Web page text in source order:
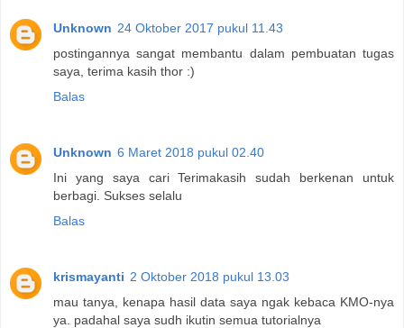
Unknown 24 Oktober 2017 pukul 11.43
postingannya sangat membantu dalam pembuatan tugas
saya, terima kasih thor :)
Balas
Unknown 6 Maret 2018 pukul 02.40
Ini yang saya cari Terimakasih sudah berkenan untuk
berbagi. Sukses selalu
Balas
krismayanti 2 Oktober 2018 pukul 13.03
mau tanya, kenapa hasil data saya ngak kebaca KMO-nya
ya. padahal saya sudh ikutin semua tutorialnya